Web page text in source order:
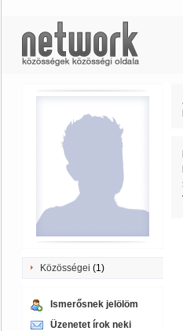
Közösségei (1)
Ismerősnek jelölöm
Üzenetet írok neki